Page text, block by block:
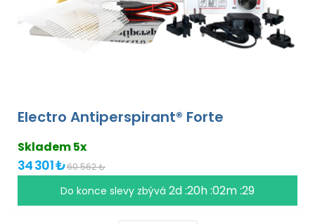
Electro Antiperspirant® Forte
Skladem 5x
34 301 ₺60 562 ₺
Do konce slevy zbývá 2d :20h :02m :29